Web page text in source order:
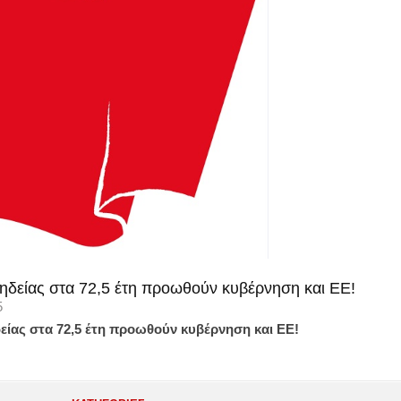
στα 72,5 έτη προωθούν κυβέρνηση και ΕΕ!
στα 72,5 έτη προωθούν κυβέρνηση και ΕΕ!